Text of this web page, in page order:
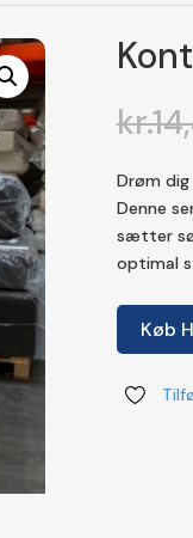
kr.
Drøm
Denne
sætter
optimal
Køb